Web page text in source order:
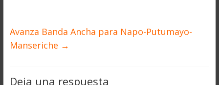
Avanza Banda Ancha para Napo-Putumayo-
Manseriche →
Deja una respuesta